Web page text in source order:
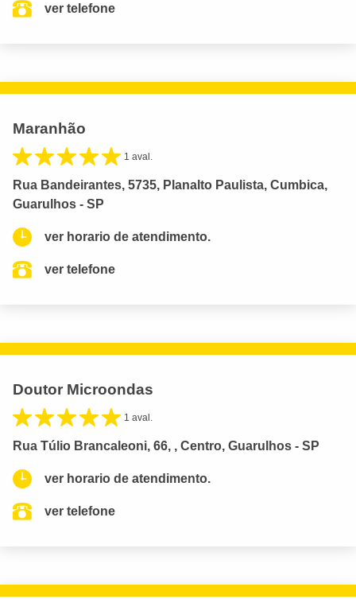
ver telefone
Maranhão
1 aval.
Rua Bandeirantes, 5735, Planalto Paulista, Cumbica,
Guarulhos - SP
ver horario de atendimento.
ver telefone
Doutor Microondas
1 aval.
Rua Túlio Brancaleoni, 66, , Centro, Guarulhos - SP
ver horario de atendimento.
ver telefone